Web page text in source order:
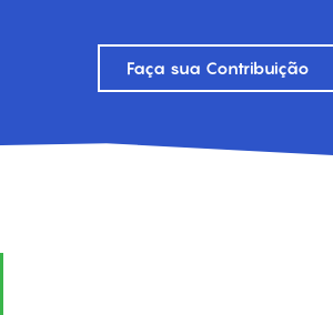
Faça sua Contribuição